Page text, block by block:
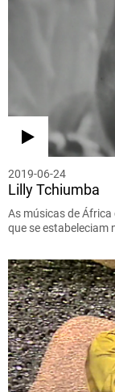
2019-06-24
Lilly Tchiumba
As músicas de
que se estabeleciam